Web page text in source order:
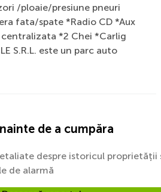
/ploaie/presiune pneuri
fata/spate *Radio CD *Aux
*2 Chei *Carlig
S.R.L. este un parc auto
cumpăra un autoturism, cu
un sistem avantajos de rate,
până la 60 luni Posibilitate
🔎AUTO CLE S.R.L nu isi asuma
erori neintentionate sau
inexacitati cu referire la
de a cumpăra
despre istoricul proprietății
de alarmă